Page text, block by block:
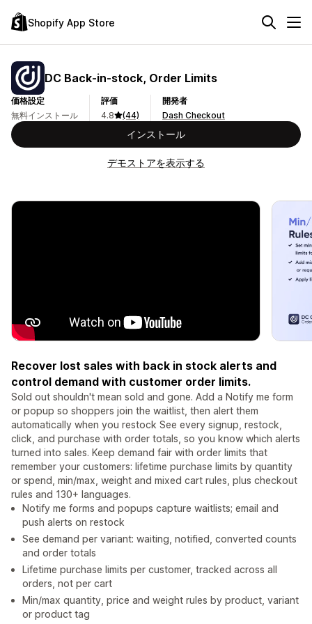
Shopify App Store
DC Back‑in‑stock, Order Limits
価格設定
無料インストール
評価
4.8
(44)
開発者
Dash Checkout
インストール
デモストアを表示する
Recover lost sales with back in stock alerts and
control demand with customer order limits.
Sold out shouldn't mean sold and gone. Add a Notify me form
or popup so shoppers join the waitlist, then alert them
automatically when you restock See every signup, restock,
click, and purchase with order totals, so you know which alerts
turned into sales. Keep demand fair with order limits that
remember your customers: lifetime purchase limits by quantity
or spend, min/max, weight and mixed cart rules, plus checkout
rules and 130+ languages.
Notify me forms and popups capture waitlists; email and
push alerts on restock
See demand per variant: waiting, notified, converted counts
and order totals
Lifetime purchase limits per customer, tracked across all
orders, not per cart
Min/max quantity, price and weight rules by product, variant
or product tag